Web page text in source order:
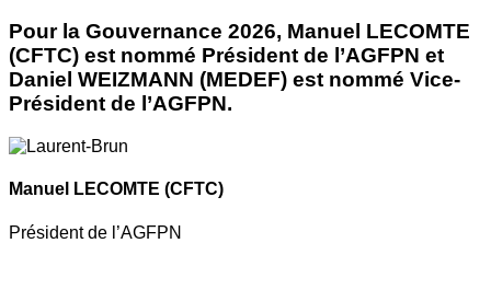
Pour la Gouvernance 2026, Manuel LECOMTE
(CFTC) est nommé Président de l’AGFPN et
Daniel WEIZMANN (MEDEF) est nommé Vice-
Président de l’AGFPN.
Manuel LECOMTE (CFTC)
Président de l’AGFPN